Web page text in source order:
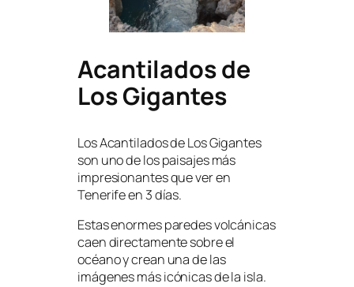
Acantilados de
Los Gigantes
Los Acantilados de Los Gigantes
son uno de los paisajes más
impresionantes que ver en
Tenerife en 3 días.
Estas enormes paredes volcánicas
caen directamente sobre el
océano y crean una de las
imágenes más icónicas de la isla.